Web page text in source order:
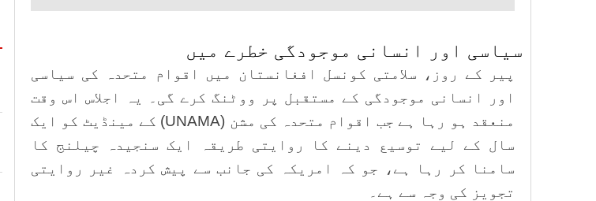
سیاسی اور انسانی موجودگی خطرے میں
پیر کے روز، سلامتی کونسل افغانستان میں اقوام متحدہ کی سیاسی
اور انسانی موجودگی کے مستقبل پر ووٹنگ کرے گی۔ یہ اجلاس اس وقت
منعقد ہو رہا ہے جب اقوام متحدہ کی مشن (UNAMA) کے مینڈیٹ کو ایک
سال کے لیے توسیع دینے کا روایتی طریقہ ایک سنجیدہ چیلنج کا
سامنا کر رہا ہے، جو کہ امریکہ کی جانب سے پیش کردہ غیر روایتی
تجویز کی وجہ سے ہے۔